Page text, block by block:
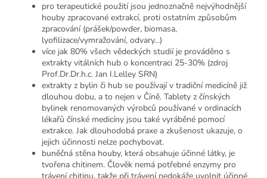
pro terapeutické použití jsou jednoznačně nejvýhodnější
houby zpracované extrakcí, proti ostatním způsobům
zpracování (prášek/powder, biomasa,
lyofilizace/vymražování, odvary...)
více jak 80% všech vědeckých studií je prováděno s
extrakty vitálních hub o koncentraci 25-30% (zdroj
Prof.Dr.Dr.h.c. Jan I.Lelley SRN)
extrakty z bylin či hub se používají v tradiční medicíně již
dlouhou dobu, a to nejen v Číně. Tablety z čínských
bylinek renomovaných výrobců používané v ordinacích
lékařů čínské medicíny jsou také vyráběné pomocí
extrakce. Jak dlouhodobá praxe a zkušenost ukazuje, o
jejich účinnosti nelze pochybovat.
buněčná stěna houby, která obsahuje účinné látky, je
tvořena chitinem. Člověk nemá potřebné enzymy pro